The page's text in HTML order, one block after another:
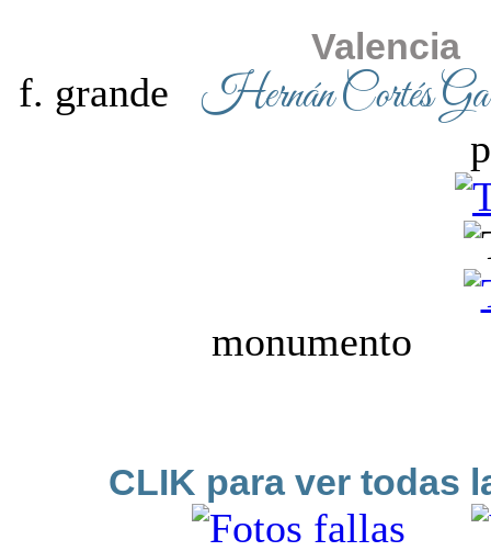
f. grande Hernán Cortés
CLIK para ver todas